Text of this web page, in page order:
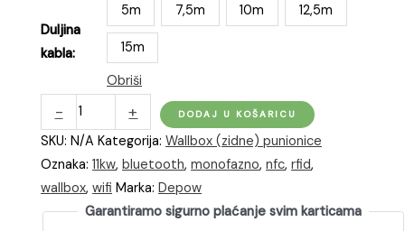
Duljina
kabla:
5m 7,5m 10m 12,5m
15m
Obriši
-
Wallbox
trofazna
punionica
za
punjenje
+ DODAJ U KOŠARICU
SKU:N/A Kategorija:Wallbox (zidne) punionice
Oznaka:11kw,bluetooth,monofazno,nfc,rfid,
wallbox,wifi Marka:Depow
Garantiramo sigurno plaćanje svim karticama